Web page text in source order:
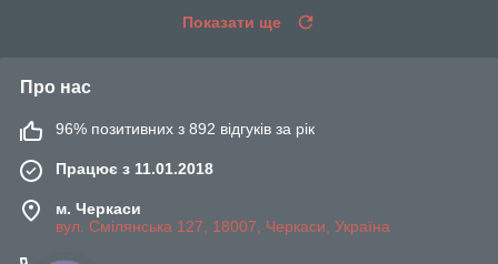
Показати ще
Про нас
96% позитивних з 892 відгуків за рік
Працює з 11.01.2018
м. Черкаси
вул. Смілянська 127, 18007, Черкаси, Україна